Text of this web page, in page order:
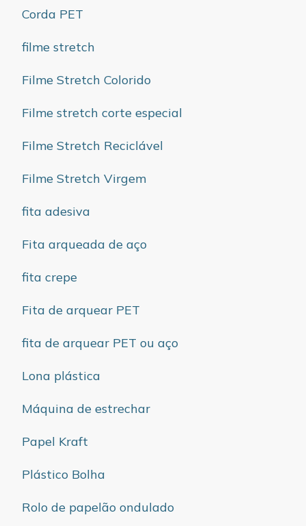
Corda PET
filme stretch
Filme Stretch Colorido
Filme stretch corte especial
Filme Stretch Reciclável
Filme Stretch Virgem
fita adesiva
Fita arqueada de aço
fita crepe
Fita de arquear PET
fita de arquear PET ou aço
Lona plástica
Máquina de estrechar
Papel Kraft
Plástico Bolha
Rolo de papelão ondulado